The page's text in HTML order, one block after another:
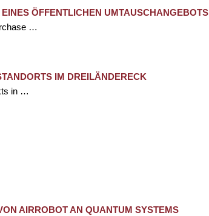
ÖFFENTLICHEN UMTAUSCHANGEBOTS
…
IM DREILÄNDERECK
in …
AIRROBOT AN QUANTUM SYSTEMS